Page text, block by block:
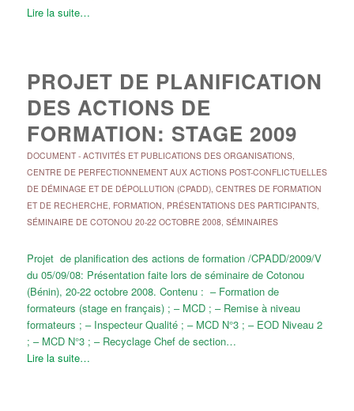
Lire la suite…
PROJET DE PLANIFICATION
DES ACTIONS DE
FORMATION: STAGE 2009
DOCUMENT- ACTIVITÉS ET PUBLICATIONS DES ORGANISATIONS,
CENTRE DE PERFECTIONNEMENT AUX ACTIONS POST-CONFLICTUELLES
DE DÉMINAGE ET DE DÉPOLLUTION (CPADD), CENTRES DE FORMATION
ET DE RECHERCHE, FORMATION, PRÉSENTATIONS DES PARTICIPANTS,
SÉMINAIRE DE COTONOU 20-22 OCTOBRE 2008, SÉMINAIRES
Projet de planification des actions de formation /CPADD/2009/V
du 05/09/08: Présentation faite lors de séminaire de Cotonou
(Bénin), 20-22 octobre 2008. Contenu : – Formation de
formateurs (stage en français) ; – MCD ; – Remise à niveau
formateurs ; – Inspecteur Qualité ; – MCD N°3 ; – EOD Niveau 2
; – MCD N°3 ; – Recyclage Chef de section…
Lire la suite…